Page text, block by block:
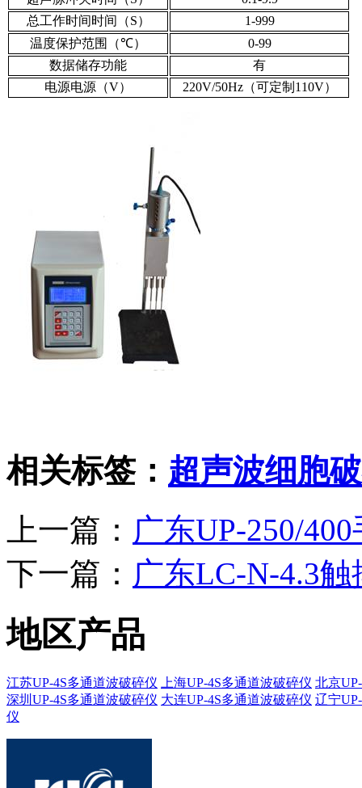
总工作时间时间（S）
1-999
温度保护范围（℃）
0-99
数据储存功能
有
电源电源（V）
220V/50Hz（可定制110V）
相关标签： 超声波细胞
上一篇： 广东UP-250/
下一篇： 广东LC-N-4.3
地区产品
江苏UP-4S多通道波破碎仪 上海UP-4S多通道波破碎仪 北京
深圳UP-4S多通道波破碎仪 大连UP-4S多通道波破碎仪 辽宁
仪